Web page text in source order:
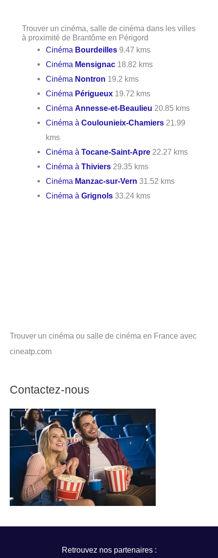
Trouver un cinéma, salle de cinéma dans les villes
à proximité de Brantôme en Périgord
Cinéma Bourdeilles 9.47 kms
Cinéma Mensignac 18.82 kms
Cinéma Nontron 19.2 kms
Cinéma Périgueux 19.72 kms
CinémaAnnesse-et-Beaulieu 20.85 kms
Cinéma àCoulounieix-Chamiers 21.99
kms
Cinéma àTocane-Saint-Apre 22.27 kms
Cinéma àThiviers 29.35 kms
Cinéma Manzac-sur-Vern 31.52 kms
Cinéma àGrignols 33.24 kms
Trouver un cinéma ou salle de cinéma en France avec
cineatp.com
Contactez-nous
Retrouvez nos partenaires :